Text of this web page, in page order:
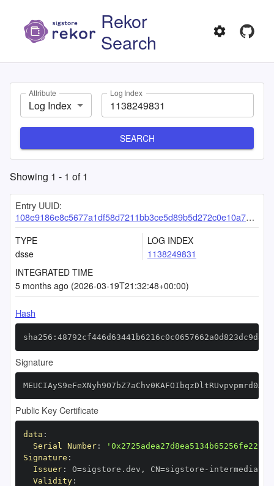
Rekor
Search
Attribute
Log Index
Log Index
SEARCH
Showing 1 - 1 of1
Entry UUID:
108e9186e8c5677a1df58d7211bb3ce5d89b5d272c0e10a7ab4fa6e8c85aa9accae6be2653be2cc3
TYPE
dsse
LOG INDEX
1138249831
INTEGRATED TIME
5 months ago (2026-03-19T21:32:48+00:00)
Hash
Signature
Public Key Certificate
data :
Serial Number:
Signature :
Issuer: O=sigstore.dev , CN=sigstore -
Validity: